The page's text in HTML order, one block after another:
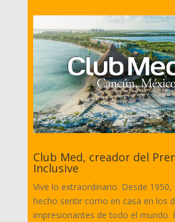
Club Med, creador del
Inclusive
Vive lo extraordinario. Desde 1950,
hecho sentir como en casa en los
impresionantes de todo el mundo.